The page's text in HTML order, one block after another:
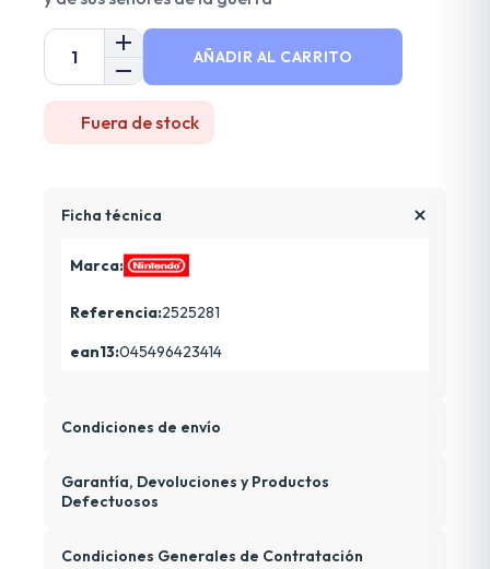
AÑADIR AL CARRITO
Fuera de stock
Ficha técnica
Marca:
Referencia:2525281
ean13:045496423414
Condiciones de envío
Garantía, Devoluciones y Productos
Defectuosos
Condiciones Generales de Contratación